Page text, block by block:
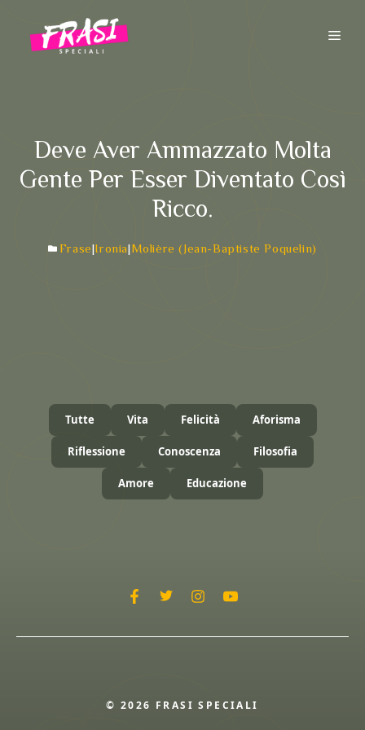
contenuto
Deve Aver Ammazzato Molta
Gente Per Esser Diventato Così
Ricco.
Frase|Ironia|Molière (Jean-Baptiste Poquelin)
Tutte Vita Felicità Aforisma
Riflessione Conoscenza Filosofia
Amore Educazione
© 2026 FRASI SPECIALI